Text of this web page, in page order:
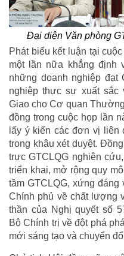
Đại diện Văn phòng
Phát biểu kết luận tại
một lần nữa khẳng định
những doanh nghiệp đạt
nghiệp thực sự xuất
Giao cho Cơ quan
đồng trong cuộc họp lần
lấy ý kiến các đơn vị liên
trong khâu xét duyệt.
trực GTCLQG nghiên
triển khai, mở rộng quy
tầm GTCLQG, xứng
Chính phủ về chất lượng
thần của Nghị quyết số
Bộ Chính trị về đột phá
mới sáng tạo và chuyển